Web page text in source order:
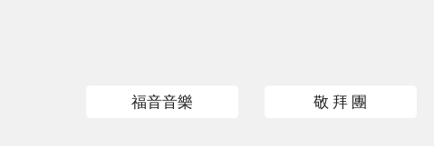
福音音樂 敬 拜 團